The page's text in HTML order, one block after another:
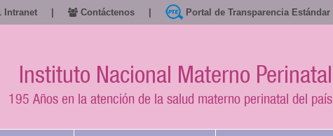
Portal de Transparencia Estándar
Contáctenos
Intranet
Instituto Nacional Materno Perinatal
195 Años en la atención de la salud materno perinatal del país